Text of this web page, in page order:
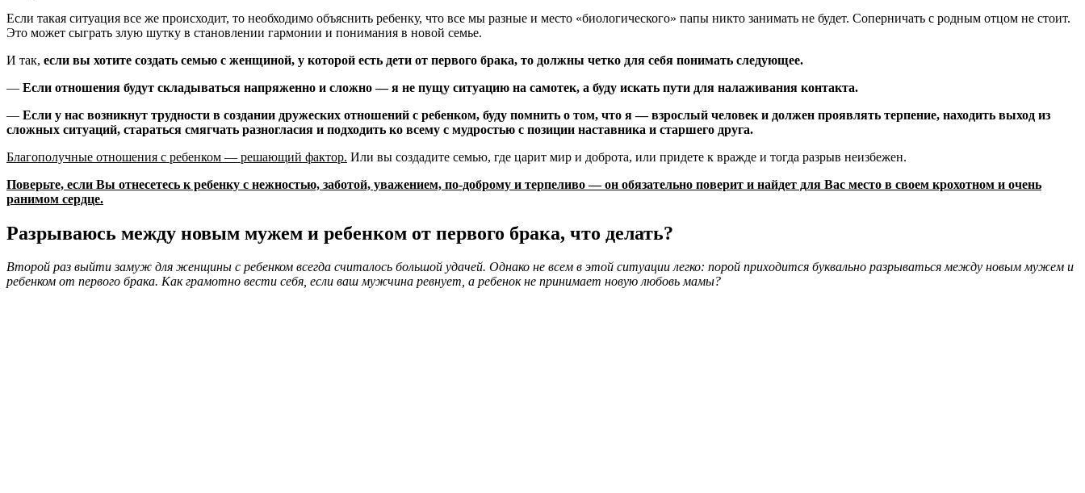
Если такая ситуация все же происходит, то необходимо объяснить ребенку, что все мы разные и место «биологического» папы никто занимать не будет. Соперничать с родным отцом не стоит.
Это может сыграть злую шутку в становлении гармонии и понимания в новой семье.
И так, если вы хотите создать семью с женщиной, у которой есть дети от первого брака, то должны четко для себя понимать следующее.
— Если отношения будут складываться напряженно и сложно — я не пущу ситуацию на самотек, а буду искать пути для налаживания контакта.
— Если у нас возникнут трудности в создании дружеских отношений с ребенком, буду помнить о том, что я — взрослый человек и должен проявлять терпение, находить выход из
сложных ситуаций, стараться смягчать разногласия и подходить ко всему с мудростью с позиции наставника и старшего друга.
Благополучные отношения с ребенком — решающий фактор. Или вы создадите семью, где царит мир и доброта, или придете к вражде и тогда разрыв неизбежен.
Поверьте, если Вы отнесетесь к ребенку с нежностью, заботой, уважением, по-доброму и терпеливо — он обязательно поверит и найдет для Вас место в своем крохотном и очень
ранимом сердце.
Разрываюсь между новым мужем и ребенком от первого брака, что делать?
Второй раз выйти замуж для женщины с ребенком всегда считалось большой удачей. Однако не всем в этой ситуации легко: порой приходится буквально разрываться между новым мужем и
ребенком от первого брака. Как грамотно вести себя, если ваш мужчина ревнует, а ребенок не принимает новую любовь мамы?